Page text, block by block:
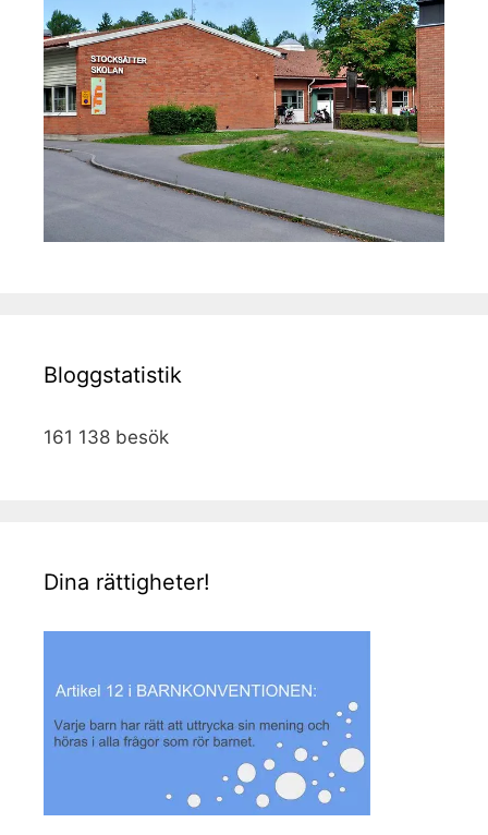
Bloggstatistik
161 138 besök
Dina rättigheter!